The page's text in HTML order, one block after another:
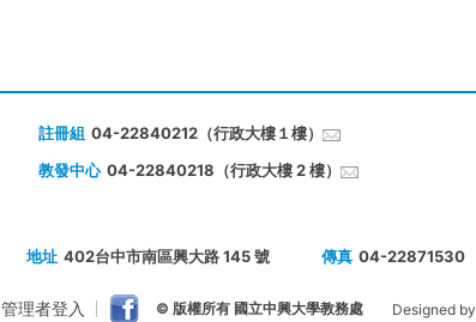
註冊組 04-22840212（行政大樓１樓）
教發中心 04-22840218（行政大樓 2 樓）
地址 402台中市南區興大路 145 號 傳真 04-22871530
管理者登入 © 版權所有 國立中興大學教務處 Designed by